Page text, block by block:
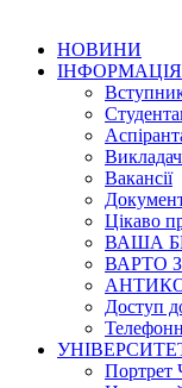
НОВИНИ
ІНФОРМАЦІЯ
Вакансії
Цікаво
ВАША
ВАРТО
Доступ